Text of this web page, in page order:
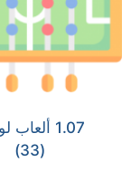
1.07 ألعاب لوحية
(33)